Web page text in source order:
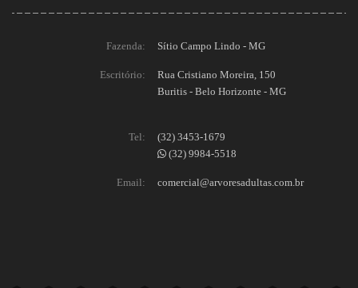
Fazenda: Sítio Campo Lindo - MG
Escritório:
Rua Cristiano Moreira, 150
Buritis - Belo Horizonte - MG
Tel:
(32) 3453-1679
(32) 9984-5518
Email: comercial@arvoresadultas.com.br